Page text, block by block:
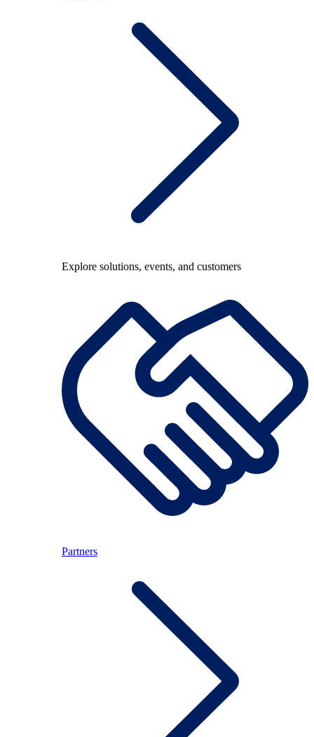
Explore solutions, events, and customers
Partners